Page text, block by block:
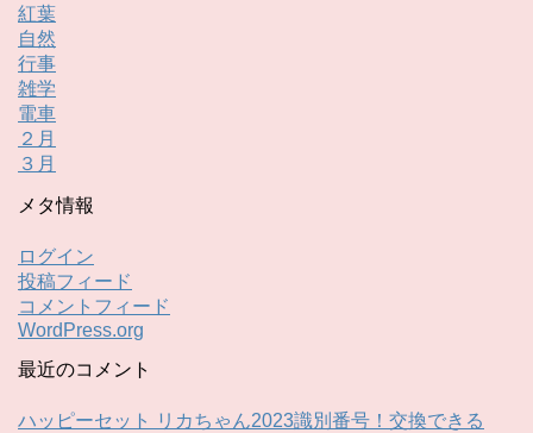
紅葉
自然
行事
雑学
電車
２月
３月
メタ情報
ログイン
投稿フィード
コメントフィード
WordPress.org
最近のコメント
ハッピーセット リカちゃん2023識別番号！交換できる